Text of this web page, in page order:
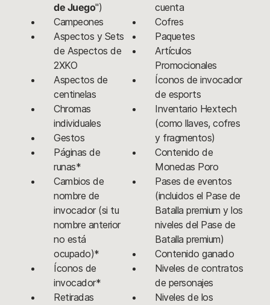
de Juego")
Campeones
Aspectos y Sets
de Aspectos de
2XKO
Aspectos de
centinelas
Chromas
individuales
Gestos
Páginas de
runas*
Cambios de
nombre de
invocador (si tu
nombre anterior
no está
ocupado)*
Íconos de
invocador*
Retiradas
cuenta
Cofres
Paquetes
Artículos
Promocionales
Íconos de invocador
de esports
Inventario Hextech
(como llaves, cofres
y fragmentos)
Contenido de
Monedas Poro
Pases de eventos
(incluidos el Pase de
Batalla premium y los
niveles del Pase de
Batalla premium)
Contenido ganado
Niveles de contratos
de personajes
Niveles de los